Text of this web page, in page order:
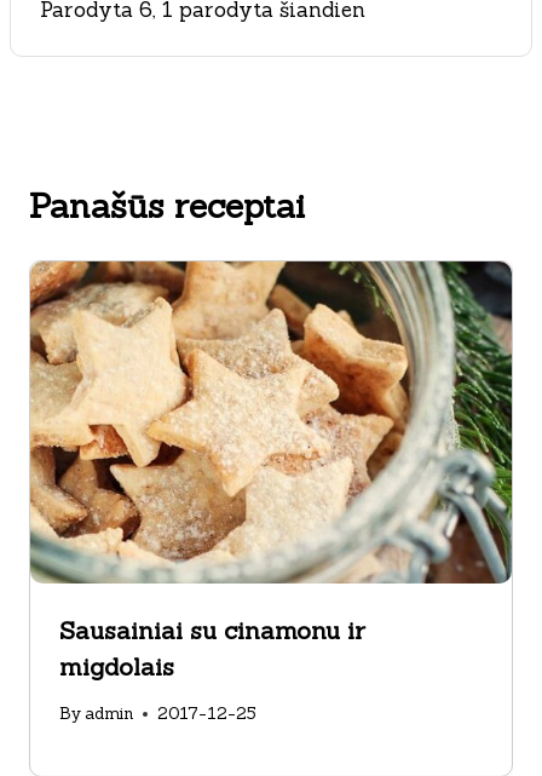
Parodyta 6, 1 parodyta šiandien
Panašūs receptai
Sausainiai su cinamonu ir
migdolais
By admin 2017-12-25